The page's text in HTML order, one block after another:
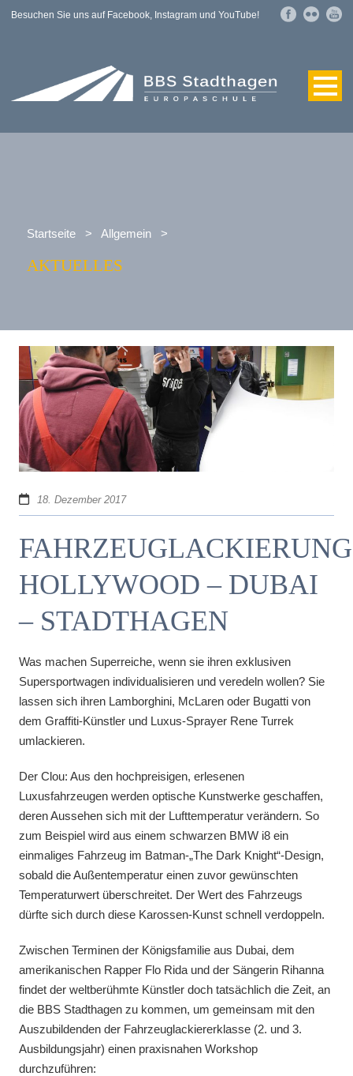
Besuchen Sie uns auf Facebook, Instagram und YouTube!
Startseite > Allgemein >
AKTUELLES
18. Dezember 2017
HOLLYWOOD – DUBAI
– STADTHAGEN
Was machen Superreiche, wenn sie ihren exklusiven
Supersportwagen individualisieren und veredeln wollen? Sie
lassen sich ihren Lamborghini, McLaren oder Bugatti von
dem Graffiti-Künstler und Luxus-Sprayer Rene Turrek
umlackieren.
Der Clou: Aus den hochpreisigen, erlesenen
Luxusfahrzeugen werden optische Kunstwerke geschaffen,
deren Aussehen sich mit der Lufttemperatur verändern. So
zum Beispiel wird aus einem schwarzen BMW i8 ein
einmaliges Fahrzeug im Batman-„The Dark Knight“-Design,
sobald die Außentemperatur einen zuvor gewünschten
Temperaturwert überschreitet. Der Wert des Fahrzeugs
dürfte sich durch diese Karossen-Kunst schnell verdoppeln.
Zwischen Terminen der Königsfamilie aus Dubai, dem
amerikanischen Rapper Flo Rida und der Sängerin Rihanna
findet der weltberühmte Künstler doch tatsächlich die Zeit, an
die BBS Stadthagen zu kommen, um gemeinsam mit den
Auszubildenden der Fahrzeuglackiererklasse (2. und 3.
Ausbildungsjahr) einen praxisnahen Workshop
durchzuführen: